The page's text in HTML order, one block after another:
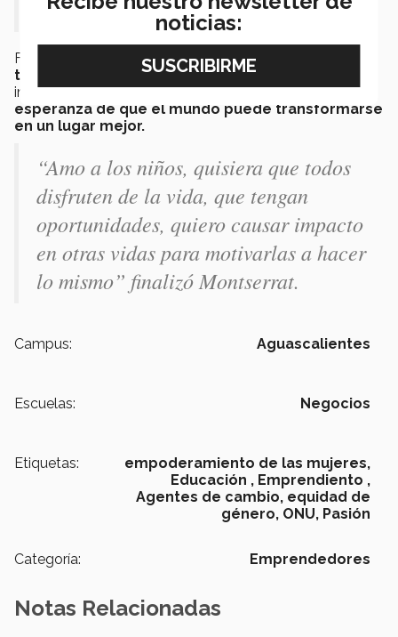
Armando.
Finalmente
la joven concluyó con un mensaje para
todas esas mujeres y niñosque necesitan ese
impulso para ser grandes personas,teniendo la
esperanza de que el mundo puede transformarse
en un lugar mejor.
“Amo a los niños, quisiera que todos
disfruten de la vida, que tengan
oportunidades, quiero causar impacto
en otras vidas para motivarlas a hacer
lo mismo” finalizó Montserrat.
Campus: Aguascalientes
Escuelas: Negocios
Etiquetas:
empoderamiento de las mujeres,
Educación , Emprendiento ,
Agentes de cambio, equidad de
género, ONU, Pasión
Categoría: Emprendedores
Notas Relacionadas
noticias: